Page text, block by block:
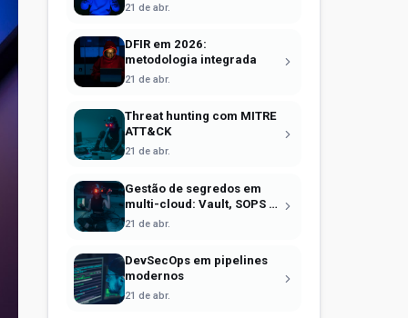
21 de abr.
DFIR em 2026:
metodologia integrada
21 de abr.
Threat hunting com MITRE
ATT&CK
21 de abr.
Gestão de segredos em
multi-cloud: Vault, SOPS e
identidade efêmera
21 de abr.
DevSecOps em pipelines
modernos
21 de abr.